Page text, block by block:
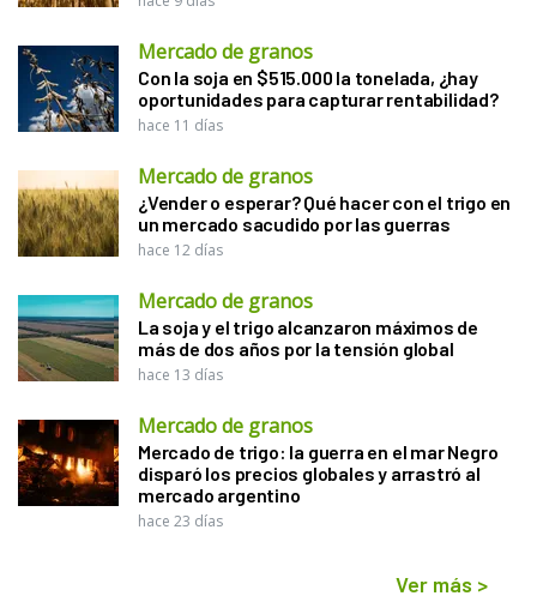
Mercado de granos
Con la soja en $515.000 la tonelada, ¿hay
oportunidades para capturar rentabilidad?
hace 11 días
Mercado de granos
¿Vender o esperar? Qué hacer con el trigo en
un mercado sacudido por las guerras
hace 12 días
Mercado de granos
La soja y el trigo alcanzaron máximos de
más de dos años por la tensión global
hace 13 días
Mercado de granos
Mercado de trigo: la guerra en el mar Negro
disparó los precios globales y arrastró al
mercado argentino
hace 23 días
Ver más >